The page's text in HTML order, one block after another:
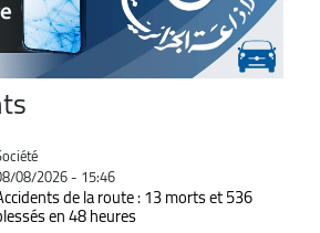
08/2026 - 15:46
de la route : 13 morts et 536
en 48 heures